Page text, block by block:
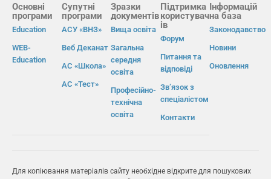
Основні
програми
Education
WEB-
Education
Супутні
програми
АСУ «ВНЗ»
Веб Деканат
АС «Школа»
АС «Тест»
Зразки
документів
Вища освіта
Загальна
середня
освіта
Професійно-
технічна
освіта
Підтримка
користувач
ів
Форум
Питання та
відповіді
Зв’язок з
спеціалістом
Контакти
Інформацій
на база
Законодавство
Новини
Оновлення
Для копіювання матеріалів сайту необхідне відкрите для пошукових